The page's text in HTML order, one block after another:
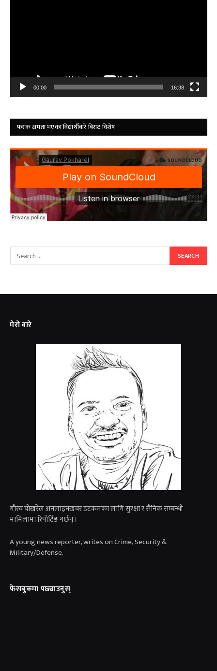
00:00 16:38
फरक क्षमता भएका विद्यार्थीबारे बिराट विशेष
मेरो बारे
गाैरव पोखरेल अनलाइनखबर डटकमका लागि सुरक्षा र सैनिक सम्बन्धी
मामिलामा रिपोर्टिङ गर्छन् ।
A young news reporter, writes on Crime, Security &
Military/Defense.
फेसबुकमा पछ्याउनुस्